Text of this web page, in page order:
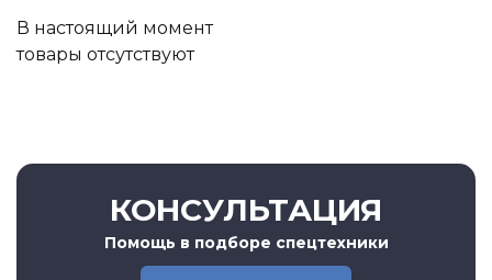
В настоящий момент
товары отсутствуют
КОНСУЛЬТАЦИЯ
Помощь в подборе спецтехники